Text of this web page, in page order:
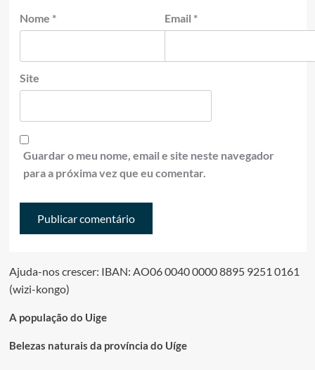
Nome * Email *
Site
Guardar o meu nome, email e site neste navegador
para a próxima vez que eu comentar.
Ajuda-nos crescer: IBAN: AO06 0040 0000 8895 9251 0161
(wizi-kongo)
A população do Uige
Belezas naturais da província do Uíge